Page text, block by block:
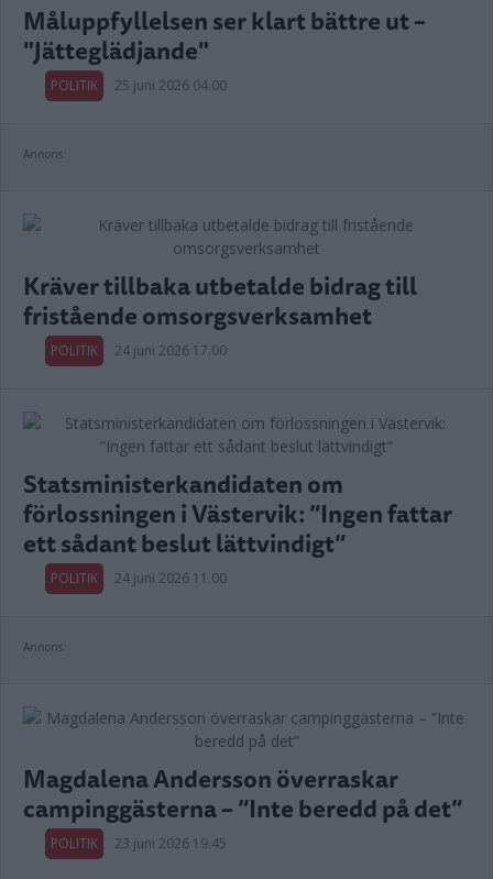
Måluppfyllelsen ser klart bättre ut –
"Jätteglädjande"
POLITIK 25 juni 2026 04.00
Annons:
Kräver tillbaka utbetalde bidrag till
fristående omsorgsverksamhet
POLITIK 24 juni 2026 17.00
Statsministerkandidaten om
förlossningen i Västervik: ”Ingen fattar
ett sådant beslut lättvindigt”
POLITIK 24 juni 2026 11.00
Annons:
Magdalena Andersson överraskar
campinggästerna – ”Inte beredd på det”
POLITIK 23 juni 2026 19.45